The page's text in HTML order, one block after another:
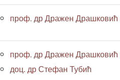
проф. др Дражен Драшковић
проф. др Дражен Драшковић
доц. др Стефан Тубић